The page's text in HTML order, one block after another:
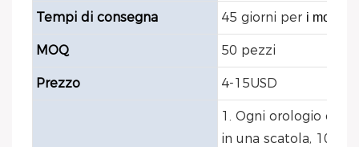
Tempi di consegna 45 giorni per i modelli
MOQ 50 pezzi
Prezzo 4-15USD
1. Ogni orologio è
in una scatola, 10